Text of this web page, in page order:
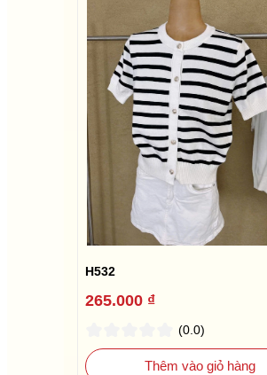
H532
265.000 ₫
(0.0)
Thêm vào giỏ hàng